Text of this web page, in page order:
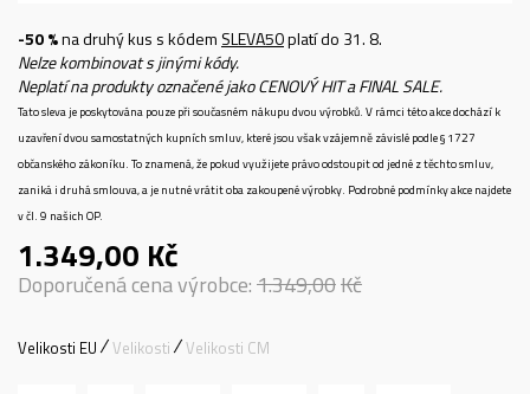
-50 %na druhý kus s kódem SLEVA50platí do 31. 8.
Nelze kombinovat s jinými kódy.
Neplatí na produkty označené jako CENOVÝ HIT a FINAL SALE.
Tato sleva je poskytována pouze při současném nákupu dvou výrobků. V rámci této akce dochází k
uzavření dvou samostatných kupních smluv, které jsou však vzájemně závislé podle § 1727
občanského zákoníku. To znamená, že pokud využijete právo odstoupit od jedné z těchto smluv,
zaniká i druhá smlouva, a je nutné vrátit oba zakoupené výrobky. Podrobné podmínky akce najdete
v čl. 9 našich OP.
1.349,00 Kč
Doporučená cena výrobce:1.349,00Kč
Velikosti EU Velikosti Velikosti CM